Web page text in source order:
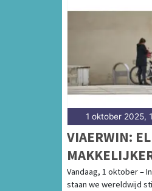
1 oktober 2025,
VIAERWIN:
OUDEREN
Vandaag, 1 oktober –
staan we wereldwijd